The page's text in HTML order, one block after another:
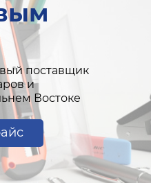
поставщик
и
Востоке